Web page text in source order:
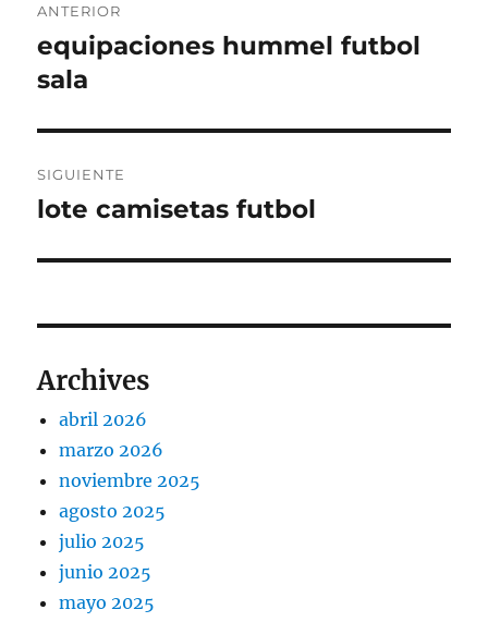
de
entradas
ANTERIOR
Entrada
anterior:
equipaciones hummel futbol
sala
SIGUIENTE
Entrada
lote camisetas futbol
Archives
abril 2026
marzo 2026
noviembre 2025
agosto 2025
julio 2025
junio 2025
mayo 2025